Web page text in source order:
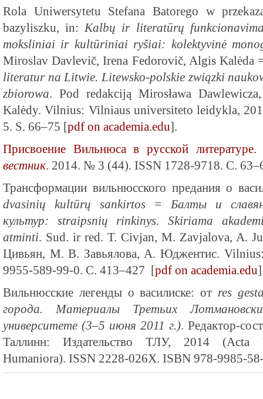
Rola Uniwersytetu Stefana Batorego w
bazyliszku, in: Kalbų ir literatūrų
moksliniai ir kultūriniai ryšiai: kolektyvinė
Miroslav Davlevič, Irena Fedorovič, Algis Kalėda
literatur na Litwie. Litewsko-polskie związki
zbiorowa. Pod redakciją Mirosława
Kalėdy. Vilnius: Vilniaus universiteto leidykla,
5. S. 66–75 [pdf on academia.edu].
Присвоение Вильнюса в русской
вестник. 2014. № 3 (44). ISSN 1728-9718. С.
Трансформации вильнюсского предания о
dvasinių kultūrų sankirtos = Балты и
культур: straipsnių rinkinys. Skiriama
atminti. Sud. ir red. T. Civjan, M. Zavjalova, A.
Цивьян, М. В. Завьялова, А. Юджентис.
9955-589-99-0. С. 413–427 [pdf on academia.edu
Вильнюсские легенды о василиске: от res
города. Материалы Третьих
университете (3–5 июня 2011 г.). Редактор-
Таллинн: Издательство ТЛУ, 2014 (Acta
Humaniora). ISSN 2228-026X. ISBN 978-9985-